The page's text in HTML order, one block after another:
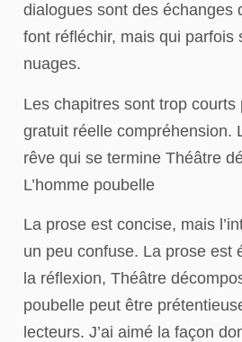
dialogues sont des échanges
font réfléchir, mais qui parfois
nuages.
Les chapitres sont trop courts
gratuit réelle compréhension.
rêve qui se termine Théâtre
L’homme poubelle
La prose est concise, mais
un peu confuse. La prose est
la réflexion, Théâtre
poubelle peut être
lecteurs. J’ai aimé la façon